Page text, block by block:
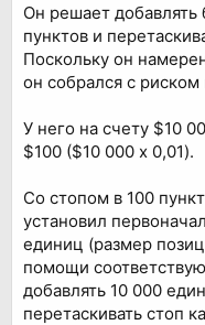
Он решает
пунктов и
Поскольку он
он собрался с риском
У него на счету $10
$100 ($10 000 x 0,01).
Со стопом в 100
установил
единиц (размер
помощи
добавлять 10 000
перетаскивать стоп